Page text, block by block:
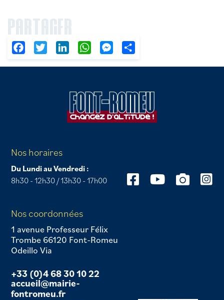
PARTAGER
FacebookTwitter LinkedIn WhatsAppMessenger
Nos horaires
Du Lundi au Vendredi :
8h30 - 12h30 / 13h30 - 17h00
Nos coordonnées
1 avenue Professeur Félix
Trombe 66120 Font-Romeu
Odeillo Via
+33 (0)4 68 30 10 22
accueil@mairie-
fontromeu.fr